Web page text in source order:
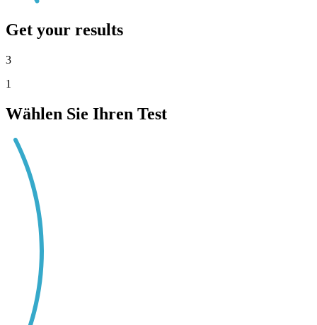
Get your results
3
1
Wählen Sie Ihren Test